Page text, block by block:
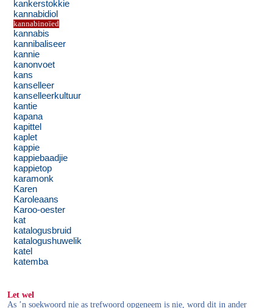
kankerstokkie
kannabidiol
kannabinoïed
kannabis
kannibaliseer
kannie
kanonvoet
kans
kanselleer
kanselleerkultuur
kantie
kapana
kapittel
kaplet
kappie
kappiebaadjie
kappietop
karamonk
Karen
Karoleaans
Karoo-oester
kat
katalogusbruid
katalogushuwelik
katel
katemba
Let wel
As ’n soekwoord nie as trefwoord opgeneem is nie, word dit in ander